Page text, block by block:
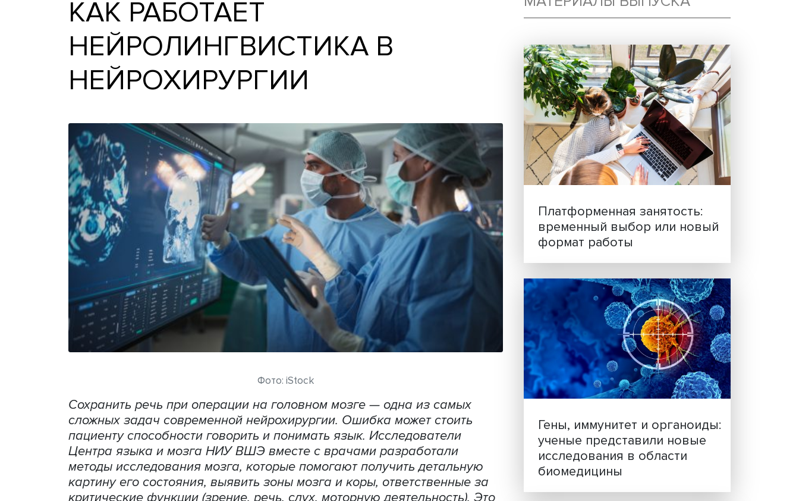
ОПЕРАЦИЯ БЕЗ ПОТЕРИ РЕЧИ:
КАК РАБОТАЕТ
НЕЙРОЛИНГВИСТИКА В
НЕЙРОХИРУРГИИ
Фото: iStock
МАТЕРИАЛЫ ВЫПУСКА
Платформенная
временный выбор или
формат работы